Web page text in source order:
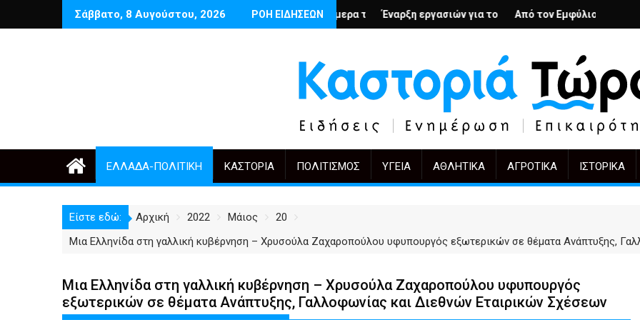
Σάββατο, 8 Αυγούστου, 2026 ΡΟΗ ΕΙΔΗΣΕΩΝ
Δέντρα έργα και πόλη: ανάμεσα στην ανάγκη και την υπερβολή
Ποιος θυμάται σήμερα τους Αρμένιους; – Ο Άρμιν Βέγκνερ απέναντι στη λήθη
Έναρξη εργασιών για το Κέντρο Ημέρας Ολικής Φροντίδας στην Καστοριά
Από τον Εμφύλιο στην Πόλωση: το ίδιο έργο,
KIFF 51: Η εικόνα
ΕΛΛΆΔΑ-ΠΟΛΙΤΙΚΉ ΚΑΣΤΟΡΙΆ ΠΟΛΙΤΙΣΜΌΣ ΥΓΕΊΑ ΑΘΛΗΤΙΚΆ ΑΓΡΟΤΙΚΆ ΙΣΤΟΡΙΚΆ
Είστε εδώ: Αρχική 2022 Μάιος
20
Μια Ελληνίδα στη γαλλική κυβέρνηση – Χρυσούλα Ζαχαροπούλου υφυπουργός εξωτερικών σε θέματα Ανάπτυξης,
Μια Ελληνίδα στη γαλλική κυβέρνηση – Χρυσούλα Ζαχαροπούλου υφυπουργός
εξωτερικών σε θέματα Ανάπτυξης, Γαλλοφωνίας και Διεθνών Εταιρικών Σχέσεων